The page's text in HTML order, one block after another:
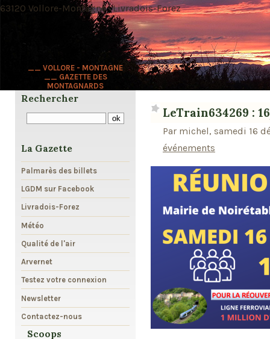
__ VOLLORE - MONTAGNE
__ GAZETTE DES
MONTAGNARDS
63120 Vollore-Montagne · Livradois-Forez
LeTrain634269 :
Par michel, samedi 16
événements
Rechercher
La Gazette
Palmarès des billets
LGDM sur Facebook
Livradois-Forez
Météo
Qualité de l'air
Arvernet
Testez votre connexion
Newsletter
Contactez-nous
Scoops